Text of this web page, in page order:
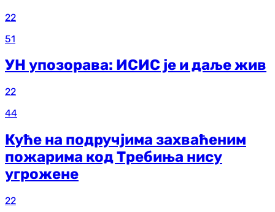
22
51
УН упозорава: ИСИС је и даље жив
22
44
Куће на подручјима захваћеним
пожарима код Требиња нису
угрожене
22